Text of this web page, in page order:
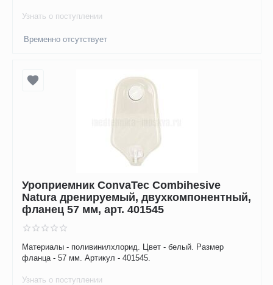
Узнать о поступлении
Временно отсутствует
Уроприемник ConvaTec Combihesive
Natura дренируемый, двухкомпонентный,
фланец 57 мм, арт. 401545
Материалы - поливинилхлорид. Цвет - белый. Размер
фланца - 57 мм. Артикул - 401545.
Узнать о поступлении